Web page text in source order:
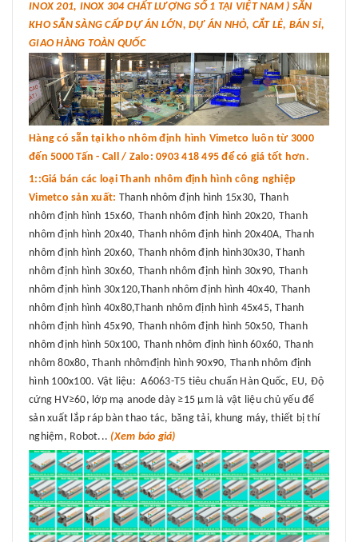
INOX 201, INOX 304 CHẤT LƯỢNG SỐ 1 TẠI VIỆT NAM ) SẴN
KHO SẴN SÀNG CẤP DỰ ÁN LỚN, DỰ ÁN NHỎ, CẮT LẺ, BÁN SỈ,
GIAO HÀNG TOÀN QUỐC
Hàng có sẵn tại kho nhôm định hình Vimetco luôn từ 3000
đến 5000 Tấn - Call / Zalo: 0903 418 495 để có giá tốt hơn.
1::Giá bán các loại Thanh nhôm định hình công nghiệp
Vimetco sản xuất: Thanh nhôm định hình 15x30, Thanh
nhôm định hình 15x60, Thanh nhôm định hình 20x20, Thanh
nhôm định hình 20x40, Thanh nhôm định hình 20x40A, Thanh
nhôm định hình 20x60, Thanh nhôm định hình30x30, Thanh
nhôm định hình 30x60, Thanh nhôm định hình 30x90, Thanh
nhôm định hình 30x120,Thanh nhôm định hình 40x40, Thanh
nhôm định hình 40x80,Thanh nhôm định hình 45x45, Thanh
nhôm định hình 45x90, Thanh nhôm định hình 50x50, Thanh
nhôm định hình 50x100, Thanh nhôm định hình 60x60, Thanh
nhôm 80x80, Thanh nhômđịnh hình 90x90, Thanh nhôm định
hình 100x100. Vật liệu: A6063-T5 tiêu chuẩn Hàn Quốc, EU, Độ
cứng HV≥60, lớp mạ anode dày ≥15 μm là vật liệu chủ yếu để
sản xuất lắp ráp bàn thao tác, băng tải, khung máy, thiết bị thí
nghiệm, Robot... (Xem báo giá)